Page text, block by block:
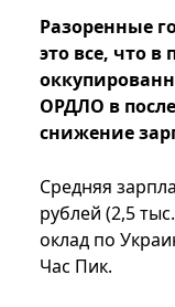
Разоренные
это все, что
ОРДЛО в
снижение
Средняя
рублей (2,5
оклад по
Час Пик.